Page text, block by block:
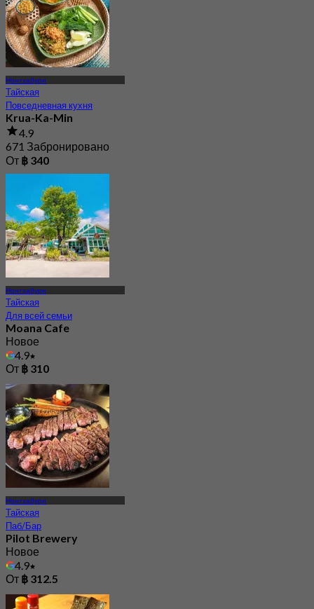
Нонтхабури
Тайская
Повседневная кухня
Krua-Ka-Min
4.9
671 Забронировано
От ฿ 340
Нонтхабури
Тайская
Для всей семьи
Moana Cafe
Новое
4.9
От ฿ 310
Нонтхабури
Тайская
Паб/Бар
Pilot Brewery
Новое
4.9
От ฿ 312.5